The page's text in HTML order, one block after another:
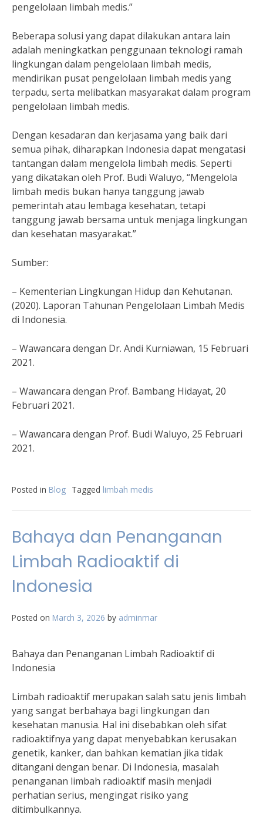
pengelolaan limbah medis.”
Beberapa solusi yang dapat dilakukan antara lain
adalah meningkatkan penggunaan teknologi ramah
lingkungan dalam pengelolaan limbah medis,
mendirikan pusat pengelolaan limbah medis yang
terpadu, serta melibatkan masyarakat dalam program
pengelolaan limbah medis.
Dengan kesadaran dan kerjasama yang baik dari
semua pihak, diharapkan Indonesia dapat mengatasi
tantangan dalam mengelola limbah medis. Seperti
yang dikatakan oleh Prof. Budi Waluyo, “Mengelola
limbah medis bukan hanya tanggung jawab
pemerintah atau lembaga kesehatan, tetapi
tanggung jawab bersama untuk menjaga lingkungan
dan kesehatan masyarakat.”
Sumber:
– Kementerian Lingkungan Hidup dan Kehutanan.
(2020). Laporan Tahunan Pengelolaan Limbah Medis
di Indonesia.
– Wawancara dengan Dr. Andi Kurniawan, 15 Februari
2021.
– Wawancara dengan Prof. Bambang Hidayat, 20
Februari 2021.
– Wawancara dengan Prof. Budi Waluyo, 25 Februari
2021.
Posted in Blog Tagged limbah medis
Bahaya dan Penanganan
Limbah Radioaktif di
Indonesia
Posted on March 3, 2026 by adminmar
Bahaya dan Penanganan Limbah Radioaktif di
Indonesia
Limbah radioaktif merupakan salah satu jenis limbah
yang sangat berbahaya bagi lingkungan dan
kesehatan manusia. Hal ini disebabkan oleh sifat
radioaktifnya yang dapat menyebabkan kerusakan
genetik, kanker, dan bahkan kematian jika tidak
ditangani dengan benar. Di Indonesia, masalah
penanganan limbah radioaktif masih menjadi
perhatian serius, mengingat risiko yang
ditimbulkannya.